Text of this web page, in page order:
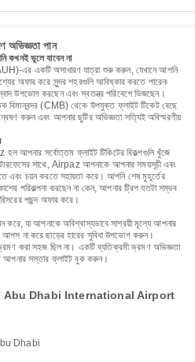
অভিজ্ঞতা পান
কখনই ভুলে যাবেন না
একটি অসাধারণ যাত্রা শুরু করুন, যেখানে আপনি
অফার করে সুন্দর শহরগুলি আবিষ্কার করতে পারেন৷
উপভোগ করছেন এবং স্বতন্ত্র পরিবেশে ভিজছেন।
বিমানবন্দর (CMB) থেকে উপযুক্ত ফ্লাইট টিকেট বেছে
করুন এবং আপনার ছুটির অভিজ্ঞতা সত্যিই অবিস্মরণীয়
হল আপনার সর্বোত্তম ফ্লাইট টিকিটের বিকল্পগুলি খুঁজে
সাথে, Airpaz আপনাকে আপনার সময়সূচী এবং
এবং চয়ন করতে সহায়তা করে। আপনি শেষ মুহূর্তের
পরিকল্পনা করছেন না কেন, আপনার ট্রিপ যতটা সম্ভব
পছন্দ অফার করে।
করে, যা আপনাকে অবিশ্বাস্যভাবে সাশ্রয়ী মূল্যে আপনার
না করে ছাড়ের হারের সুবিধা উপভোগ করুন।
করা সহজ ছিল না। একটি ব্যতিক্রমী ভ্রমণ অভিজ্ঞতা
আপনার সস্তার ফ্লাইট বুক করুন।
থেকে Abu Dhabi International Airport
Dhabi